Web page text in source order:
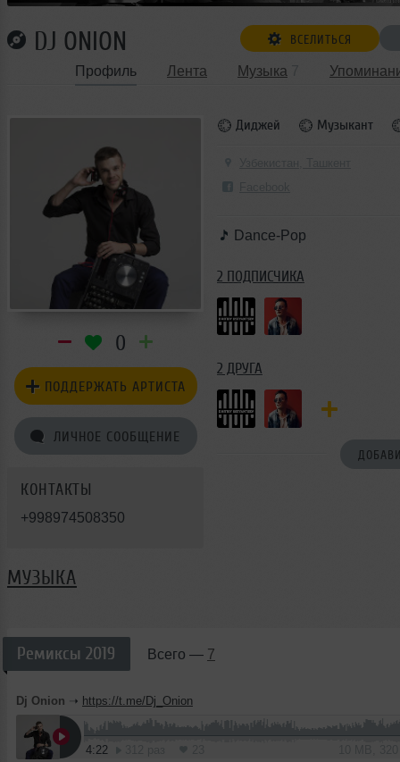
DJ ONION ВСЕЛИТЬСЯ
Профиль Лента Музыка
0
ПОДДЕРЖАТЬ АРТИСТА
ЛИЧНОЕ СООБЩЕНИЕ
КОНТАКТЫ
+998974508350
Диджей Музыкант
Dance-Pop
2 ПОДПИСЧИКА
2 ДРУГА
МУЗЫКА
Ремиксы 2019 Всего — 7
Dj Onion ➝ https://t.me/Dj_Onion
4:22